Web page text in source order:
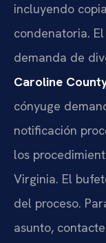
incluyendo
condenatoria.
demanda de
Caroline
cónyuge
notificación
los
Virginia. El
del proceso.
asunto,